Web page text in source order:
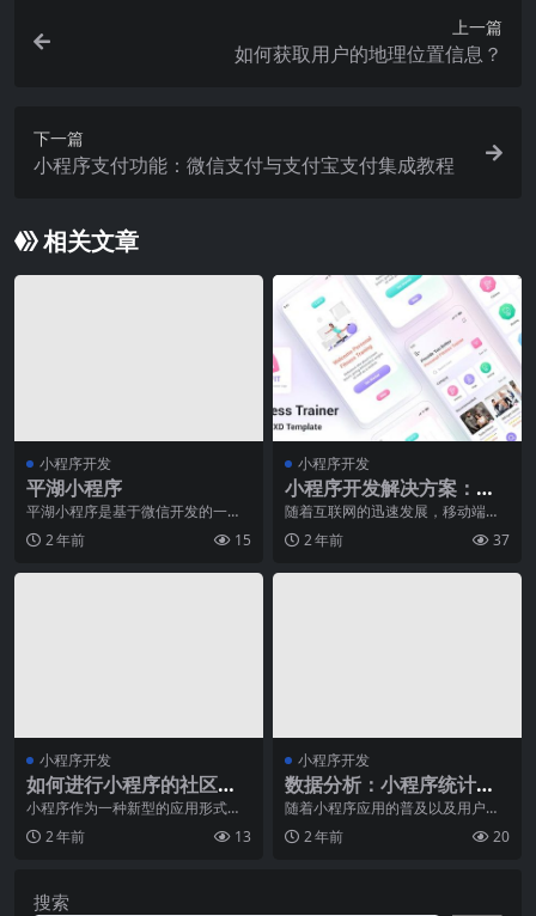
上一篇
如何获取用户的地理位置信息？
下一篇
小程序支付功能：微信支付与支付宝支付集成教程
相关文章
小程序开发
平湖小程序
平湖小程序是基于微信开发的一款
地方性应用程序，旨在为平湖地区
居民提供便捷的生活服
2 年前 15
小程序开发
小程序开发解决方案：为
您的企业量身定制
随着互联网的迅速发展，移动端已
成为人们获取信息、消费的主要渠
道。微信小程序凭借其
2 年前 37
小程序开发
如何进行小程序的社区建
设？
小程序作为一种新型的应用形式，
已经在移动互联网领域占据了重要
地位。随着用户对小程
2 年前 13
小程序开发
数据分析：小程序统计与
用户行为追踪技巧
随着小程序应用的普及以及用户对
优质体验的需求不断提高，针对小
程序的数据分析和行为
2 年前 20
搜索